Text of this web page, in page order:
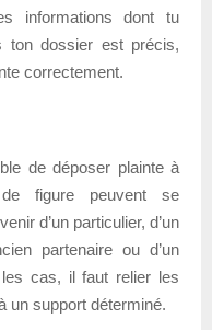
informations dont tu
ton dossier est précis,
correctement.
de déposer plainte à
figure peuvent se
d’un particulier, d’un
partenaire ou d’un
les cas, il faut relier les
un support déterminé.